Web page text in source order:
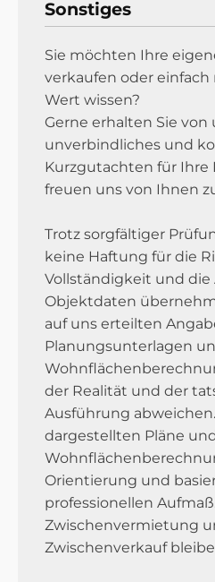
Sonstiges
Sie möchten Ihre
verkaufen oder
Wert wissen?
Gerne erhalten Sie von
unverbindliches und
Kurzgutachten für Ihre
freuen uns von Ihnen
Trotz sorgfältiger
keine Haftung für die
Vollständigkeit und
Objektdaten
auf uns erteilten
Planungsunterlagen
der Realität und der
Ausführung
dargestellten Pläne
Orientierung und
professionellen
Zwischenvermietung
Zwischenverkauf